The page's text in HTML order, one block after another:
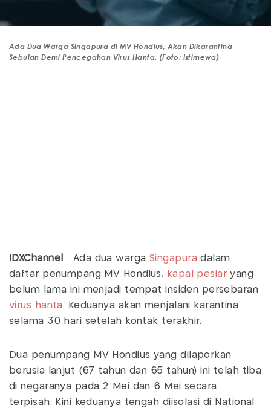
Ada Dua Warga Singapura di MV Hondius, Akan Dikarantina
Sebulan Demi Pencegahan Virus Hanta. (Foto: Istimewa)
IDXChannel—Ada dua wargaSingapura dalam
daftar penumpang MV Hondius, kapal pesiar yang
belum lama ini menjadi tempat insiden persebaran
virus hanta. Keduanya akan menjalani karantina
selama 30 hari setelah kontak terakhir.
Dua penumpang MV Hondius yang dilaporkan
berusia lanjut (67 tahun dan 65 tahun) ini telah tiba
di negaranya pada 2 Mei dan 6 Mei secara
terpisah. Kini keduanya tengah diisolasi di National